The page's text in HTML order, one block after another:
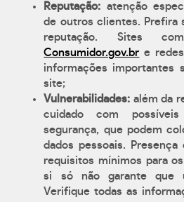
Reputação: atenção
de outros clientes. Prefira
reputação. Sites
Consumidor.gov.br e
informações importantes
site;
Vulnerabilidades: além da
cuidado com possíveis
segurança, que podem
dados pessoais. Presença
requisitos mínimos para
si só não garante que
Verifique todas as